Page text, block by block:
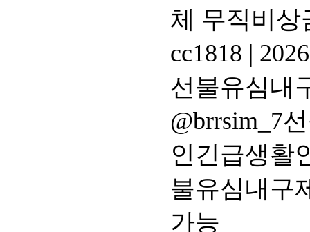
체 무직비상
cc1818 |
선불유심내
@brrsim_7
인긴급생활
불유심내구
가능